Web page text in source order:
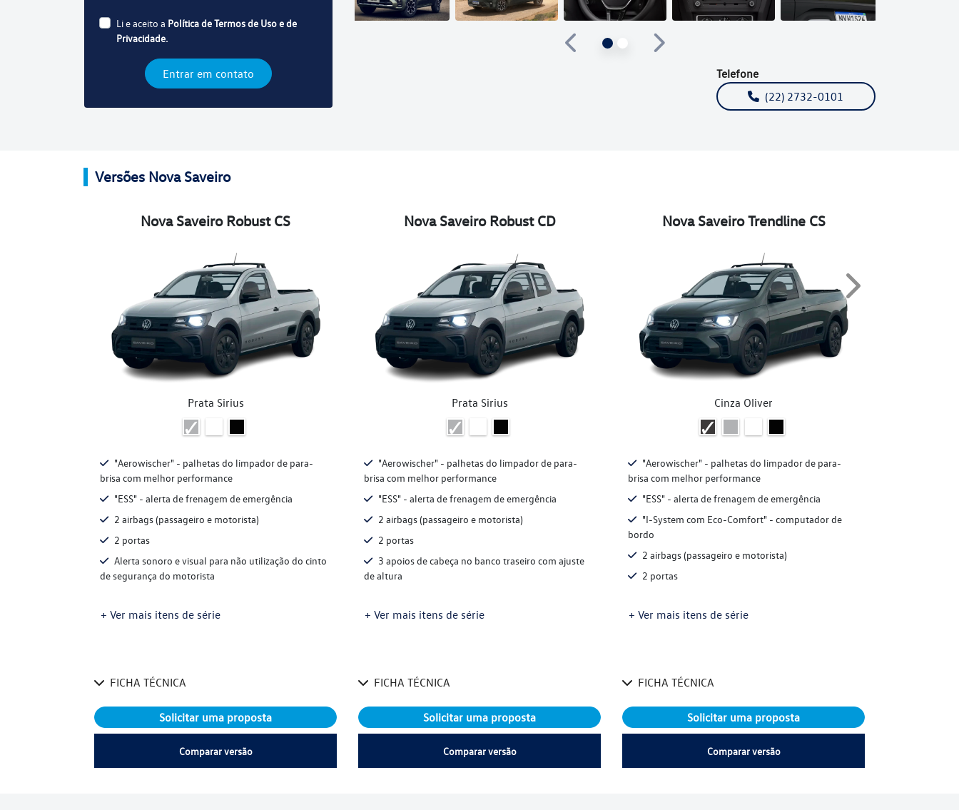
Li e aceito a Política de Termos de Uso e de
Privacidade.
Entrar em contato
Anterior
Próximo
Telefone
(22) 2732-0101
Versões Nova Saveiro
Nova Saveiro Robust CS
Prata Sirius
"Aerowischer" - palhetas do limpador de para-
brisa com melhor performance
"ESS" - alerta de frenagem de emergência
2 airbags (passageiro e motorista)
2 portas
Alerta sonoro e visual para não utilização do cinto
de segurança do motorista
+ Ver mais itens de série
FICHA TÉCNICA
Solicitar uma proposta
Comparar versão
Nova Saveiro Robust CD
Prata Sirius
"Aerowischer" - palhetas do limpador de para-
brisa com melhor performance
"ESS" - alerta de frenagem de emergência
2 airbags (passageiro e motorista)
2 portas
3 apoios de cabeça no banco traseiro com ajuste
de altura
+ Ver mais itens de série
FICHA TÉCNICA
Solicitar uma proposta
Comparar versão
Nova Saveiro Trendline CS
Cinza Oliver
"Aerowischer" - palhetas do limpador de para-
brisa com melhor performance
"ESS" - alerta de frenagem de emergência
"I-System com Eco-Comfort" - computador de
bordo
2 airbags (passageiro e motorista)
2 portas
+ Ver mais itens de série
FICHA TÉCNICA
Solicitar uma proposta
Comparar versão
Next